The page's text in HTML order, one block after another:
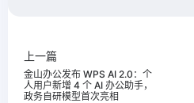
上一篇
金山办公发布 WPS AI 2.0：个
人用户新增 4 个 AI 办公助手，
政务自研模型首次亮相